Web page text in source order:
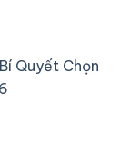
Quyết Chọn